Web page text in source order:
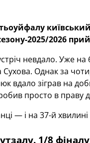
2025/2026
невдало. Уже
Однак за
вдало зіграв на
просто в праву
— і на 37-й
1/8 фін